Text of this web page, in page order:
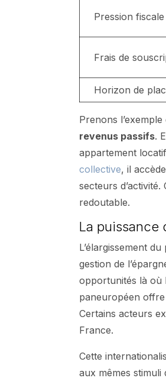
Pression fiscale
Frais de
Horizon de
Prenons
revenus passifs.
appartement
collective, il
secteurs
redoutable.
La puissance
L’élargissement
gestion de
opportunités là où
paneuropéen
Certains acteurs
France.
Cette
aux mêmes stimuli